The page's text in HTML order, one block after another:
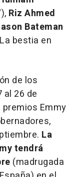
Riz Ahmed
Bateman
bestia en
de los
al 26 de
Emmy
La
tendrá
(madrugada